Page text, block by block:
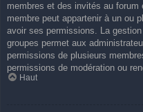
membres et des invités au
membre peut appartenir à un ou
avoir ses permissions. La
groupes permet aux
permissions de plusieurs
permissions de modération ou
Haut